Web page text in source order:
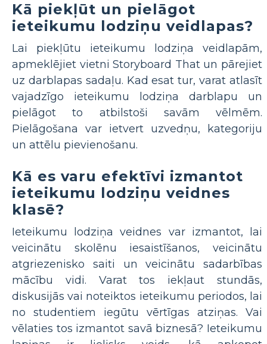
Kā piekļūt un pielāgot
ieteikumu lodziņu veidlapas?
Lai piekļūtu ieteikumu lodziņa veidlapām,
apmeklējiet vietni Storyboard That un pārejiet
uz darblapas sadaļu. Kad esat tur, varat atlasīt
vajadzīgo ieteikumu lodziņa darblapu un
pielāgot to atbilstoši savām vēlmēm.
Pielāgošana var ietvert uzvedņu, kategoriju
un attēlu pievienošanu.
Kā es varu efektīvi izmantot
ieteikumu lodziņu veidnes
klasē?
Ieteikumu lodziņa veidnes var izmantot, lai
veicinātu skolēnu iesaistīšanos, veicinātu
atgriezenisko saiti un veicinātu sadarbības
mācību vidi. Varat tos iekļaut stundās,
diskusijās vai noteiktos ieteikumu periodos, lai
no studentiem iegūtu vērtīgas atziņas. Vai
vēlaties tos izmantot savā biznesā? Ieteikumu